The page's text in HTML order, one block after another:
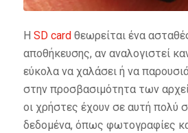
Η SD card θεωρείται ένα
αποθήκευσης, αν αναλογιστεί
εύκολα να χαλάσει ή να
στην προσβασιμότητα των
οι χρήστες έχουν σε αυτή πολύ
δεδομένα, όπως φωτογραφίες